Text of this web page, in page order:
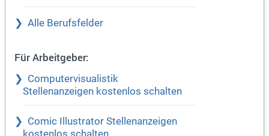
Alle Berufsfelder
Für Arbeitgeber:
Computervisualistik
Stellenanzeigen kostenlos schalten
Comic Illustrator Stellenanzeigen